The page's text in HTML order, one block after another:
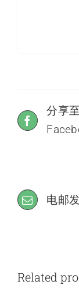
分享至
电邮
Related